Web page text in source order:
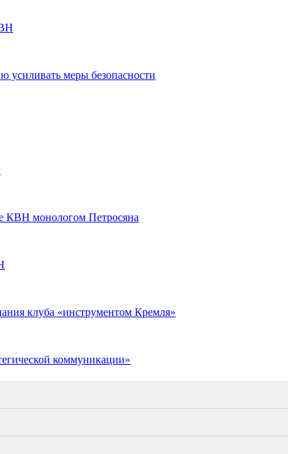
усиливать меры безопасности
КВН монологом Петросяна
клуба «инструментом Кремля»
коммуникации»